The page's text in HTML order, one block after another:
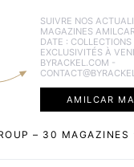
SUIVRE NOS
MAGAZINES
DATE : COLLECTIONS
EXCLUSIVITÉS À
BYRACKEL.COM -
AMILCAR
– 30 MAGAZINES